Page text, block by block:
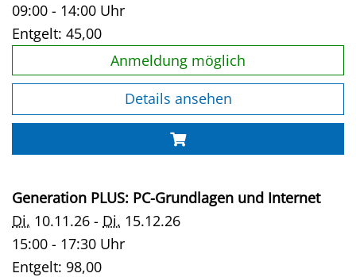
09:00 - 14:00 Uhr
Entgelt: 45,00
Anmeldung möglich
Details ansehen
Generation PLUS: PC-Grundlagen und Internet
Di. 10.11.26 - Di. 15.12.26
15:00 - 17:30 Uhr
Entgelt: 98,00